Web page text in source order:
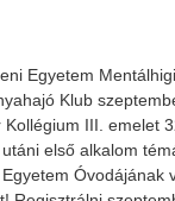
Egyetem
Klub
Kollégium III. emelet
első alkalom
Óvodájának